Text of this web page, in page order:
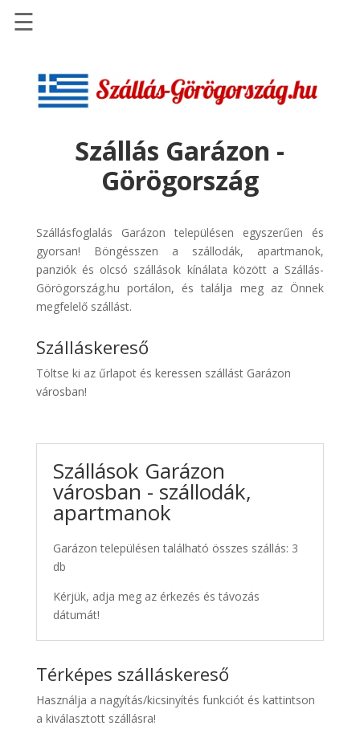
Szállások
Repülőjegy
pénzvisszatérítéssel
Discover
Cars
Transzfer
Kiwi
Taxi
☰
Szállás Garázon -
Görögország
Szállásfoglalás Garázon településen egyszerűen és
gyorsan! Böngésszen a szállodák, apartmanok,
panziók és olcsó szállások kínálata között a Szállás-
Görögország.hu portálon, és találja meg az Önnek
megfelelő szállást.
Szálláskereső
Töltse ki az űrlapot és keressen szállást Garázon
városban!
Szállások Garázon
városban - szállodák,
apartmanok
Garázon településen található összes szállás: 3
db
Kérjük, adja meg az érkezés és távozás
dátumát!
Térképes szálláskereső
Használja a nagyítás/kicsinyítés funkciót és kattintson
a kiválasztott szállásra!